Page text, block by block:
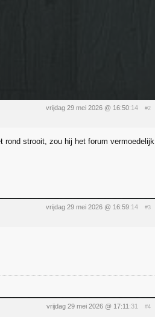
vrijdag 29 mei 2026 @ 16:50:14 #2
strooit, zou hij het forum vermoedelijk
vrijdag 29 mei 2026 @ 16:59:14 #3
vrijdag 29 mei 2026 @ 17:11 :31 #4